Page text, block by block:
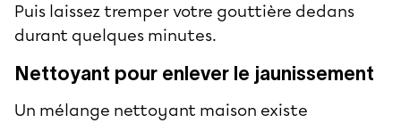
Puis laissez tremper votre gouttière dedans
durant quelques minutes.
Nettoyant pour enlever le jaunissement
Un mélange nettoyant maison existe